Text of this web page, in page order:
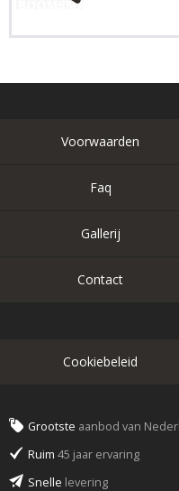
Voorwaarden
Faq
Gallerij
Contact
Cookiebeleid
Grootste aanbod van
Ruim 45 jaar ervaring
Snelle levering